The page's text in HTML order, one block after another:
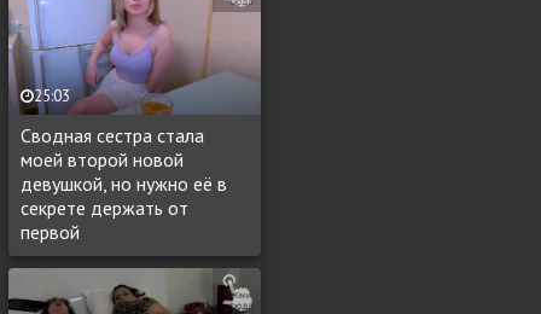
Сводная сестра стала
моей второй новой
девушкой, но нужно её в
секрете держать от
первой
25:03